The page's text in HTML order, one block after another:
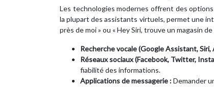
Les technologies modernes offrent des
la plupart des assistants virtuels, permet une
près de moi » ou « Hey Siri, trouve un magasin
Recherche vocale (Google Assistant, Siri,
Réseaux sociaux (Facebook, Twitter,
fiabilité des informations.
Applications de messagerie :Demander